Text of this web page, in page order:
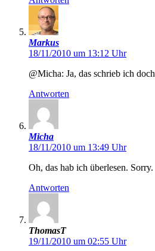
Markus
18/11/2010 um 13:12 Uhr
@Micha: Ja, das schrieb ich
Antworten
Micha
18/11/2010 um 13:49 Uhr
Oh, das hab ich überlesen. Sorry.
Antworten
ThomasT
19/11/2010 um 02:55 Uhr